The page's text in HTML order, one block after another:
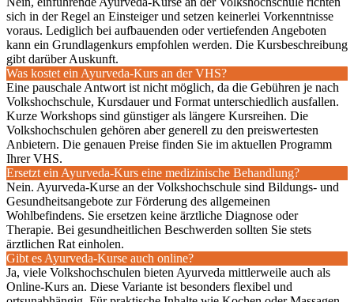
sich in der Regel an Einsteiger und setzen keinerlei Vorkenntnisse
voraus. Lediglich bei aufbauenden oder vertiefenden Angeboten
kann ein Grundlagenkurs empfohlen werden. Die Kursbeschreibung
gibt darüber Auskunft.
Was kostet ein Ayurveda-Kurs an der VHS?
Eine pauschale Antwort ist nicht möglich, da die Gebühren je nach
Volkshochschule, Kursdauer und Format unterschiedlich ausfallen.
Kurze Workshops sind günstiger als längere Kursreihen. Die
Volkshochschulen gehören aber generell zu den preiswertesten
Anbietern. Die genauen Preise finden Sie im aktuellen Programm
Ihrer VHS.
Ersetzt ein Ayurveda-Kurs eine medizinische Behandlung?
Nein. Ayurveda-Kurse an der Volkshochschule sind Bildungs- und
Gesundheitsangebote zur Förderung des allgemeinen
Wohlbefindens. Sie ersetzen keine ärztliche Diagnose oder
Therapie. Bei gesundheitlichen Beschwerden sollten Sie stets
ärztlichen Rat einholen.
Gibt es Ayurveda-Kurse auch online?
Ja, viele Volkshochschulen bieten Ayurveda mittlerweile auch als
Online-Kurs an. Diese Variante ist besonders flexibel und